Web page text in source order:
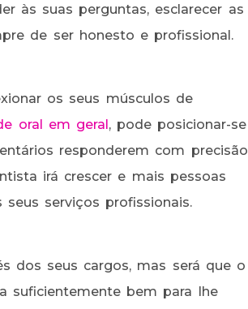
às suas perguntas, esclarecer as
de ser honesto e profissional.
os seus músculos de
oral em geral, pode posicionar-se
responderem com precisão
irá crescer e mais pessoas
serviços profissionais.
dos seus cargos, mas será que o
suficientemente bem para lhe